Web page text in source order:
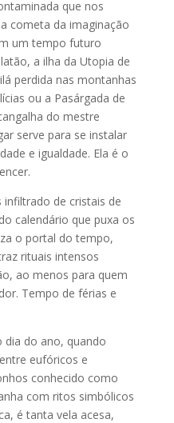
que nos
cometa da imaginação
um tempo futuro
a ilha da Utopia de
perdida nas montanhas
ou a Pasárgada de
do mestre
serve para se instalar
e igualdade. Ela é o
infiltrado de cristais de
calendário que puxa os
o portal do tempo,
rituais intensos
ao menos para quem
Tempo de férias e
dia do ano, quando
eufóricos e
conhecido como
com ritos simbólicos
é tanta vela acesa,